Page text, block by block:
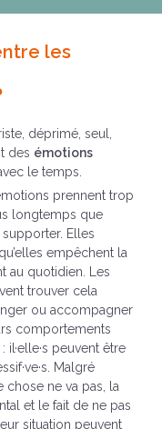
les
déprimé, seul,
des émotions
le temps.
prennent trop
longtemps que
Elles
empêchent la
au quotidien. Les
trouver cela
ou accompagner
comportements
peuvent être
Malgré
chose ne va pas, la
et le fait de ne pas
situation peuvent